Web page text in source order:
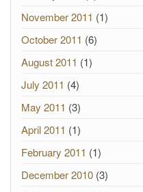
November 2011 (1)
October 2011 (6)
August 2011 (1)
July 2011 (4)
May 2011 (3)
April 2011 (1)
February 2011 (1)
December 2010 (3)